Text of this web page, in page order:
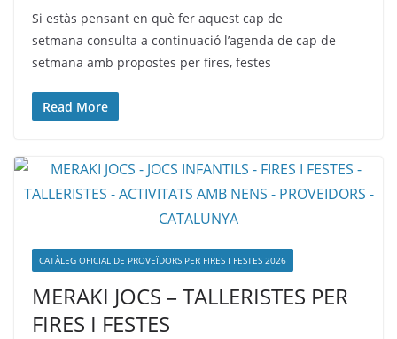
Si estàs pensant en què fer aquest cap de
setmana consulta a continuació l’agenda de cap de
setmana amb propostes per fires, festes
Read More
CATÀLEG OFICIAL DE PROVEÏDORS PER FIRES I FESTES 2026
MERAKI JOCS – TALLERISTES PER
FIRES I FESTES